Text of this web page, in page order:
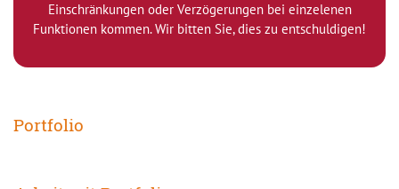
Einschränkungen oder Verzögerungen bei einzelenen
Funktionen kommen. Wir bitten Sie, dies zu entschuldigen!
Portfolio